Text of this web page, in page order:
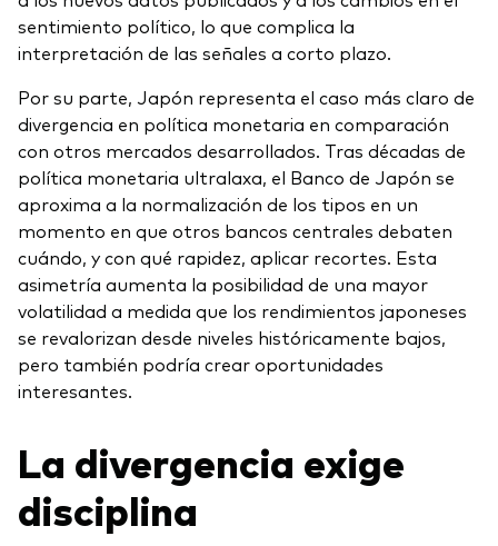
sentimiento político, lo que complica la
interpretación de las señales a corto plazo.
Por su parte, Japón representa el caso más claro de
divergencia en política monetaria en comparación
con otros mercados desarrollados. Tras décadas de
política monetaria ultralaxa, el Banco de Japón se
aproxima a la normalización de los tipos en un
momento en que otros bancos centrales debaten
cuándo, y con qué rapidez, aplicar recortes. Esta
asimetría aumenta la posibilidad de una mayor
volatilidad a medida que los rendimientos japoneses
se revalorizan desde niveles históricamente bajos,
pero también podría crear oportunidades
interesantes.
La divergencia exige
disciplina